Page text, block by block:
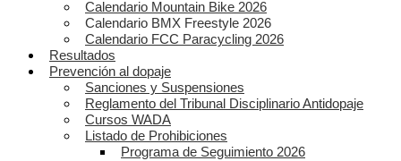
Calendario Mountain Bike 2026
Calendario BMX Freestyle 2026
Calendario FCC Paracycling 2026
Resultados
Prevención al dopaje
Sanciones y Suspensiones
Reglamento del Tribunal Disciplinario Antidopaje
Cursos WADA
Listado de Prohibiciones
Programa de Seguimiento 2026